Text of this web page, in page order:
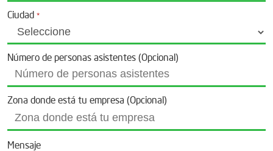
Ciudad *
Número de personas asistentes (Opcional)
Zona donde está tu empresa (Opcional)
Mensaje